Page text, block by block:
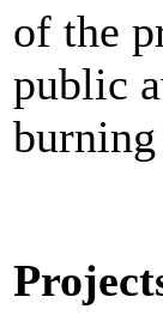
of the
public